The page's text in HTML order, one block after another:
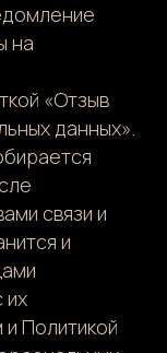
на
«Отзыв
данных».
связи и
и
их
Политикой